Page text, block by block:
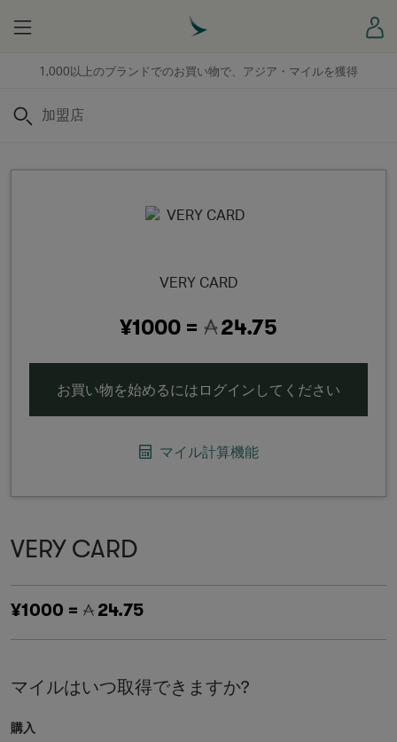
1,000以上のブランドでのお買い物で、アジア・マイルを獲得
Menu
検索
VERY CARD
¥1000 = 24.75
お買い物を始めるにはログインしてください
マイル計算機能
VERY CARD
¥1000 = 24.75
マイルはいつ取得できますか?
購入